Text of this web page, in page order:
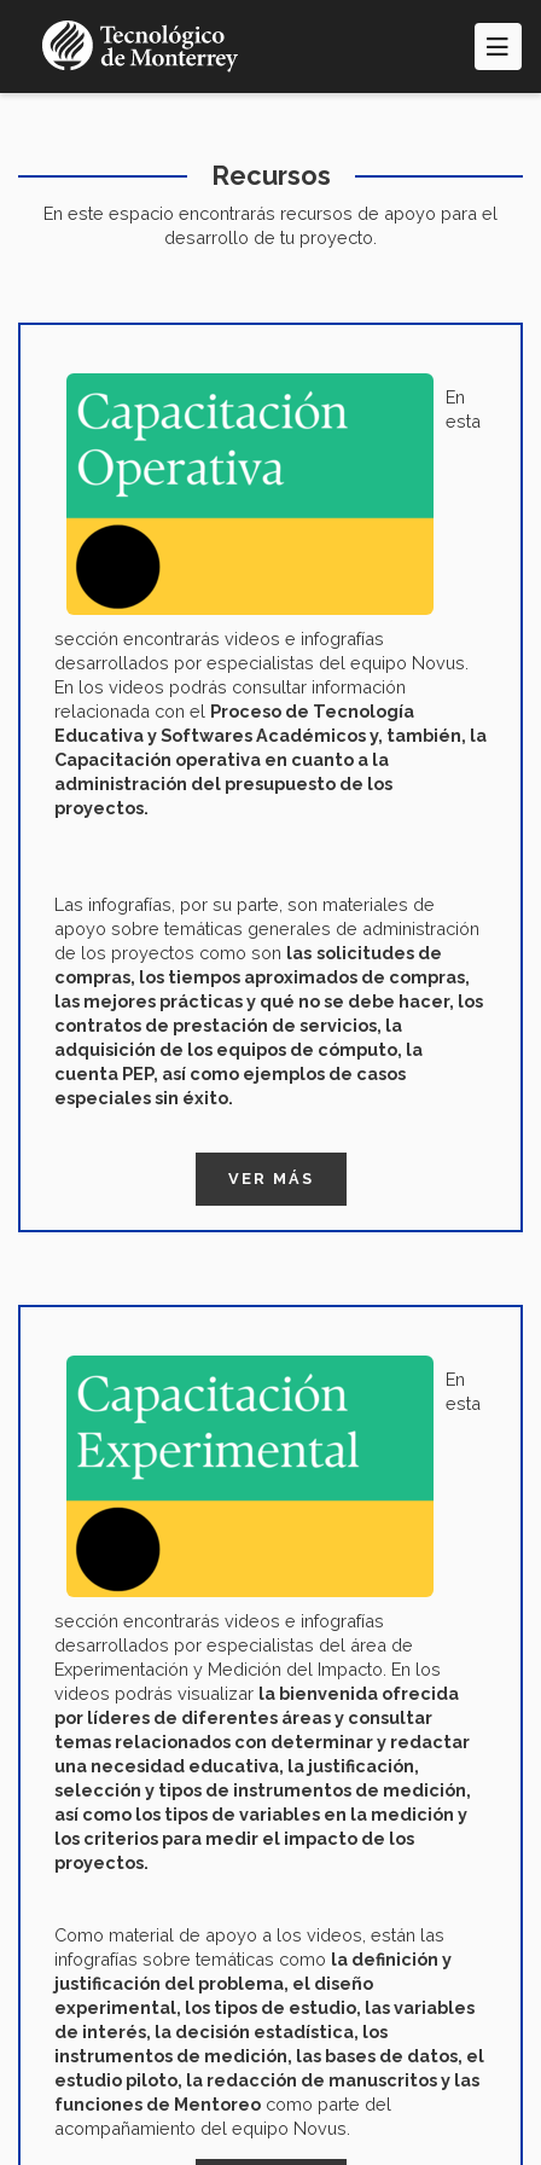
contenido
Recursos
En este espacio encontrarás recursos de apoyo para el
desarrollo de tu proyecto.
En
esta
sección encontrarás videos e infografías
desarrollados por especialistas del equipo Novus.
En los videos podrás consultar información
relacionada con el Proceso de Tecnología
Educativa y Softwares Académicos y, también, la
Capacitación operativa en cuanto a la
administración del presupuesto de los
proyectos.
Las infografías, por su parte, son materiales de
apoyo sobre temáticas generales de administración
de los proyectos como son las solicitudes de
compras, los tiempos aproximados de compras,
las mejores prácticas y qué no se debe hacer, los
contratos de prestación de servicios, la
adquisición de los equipos de cómputo, la
cuenta PEP, así como ejemplos de casos
especiales sin éxito.
VER MÁS
En
esta
sección encontrarás videos e infografías
desarrollados por especialistas del área de
Experimentación y Medición del Impacto. En los
videos podrás visualizar la bienvenida ofrecida
por líderes de diferentes áreas y consultar
temas relacionados con determinar y redactar
una necesidad educativa, la justificación,
selección y tipos de instrumentos de medición,
así como los tipos de variables en la medición y
los criterios para medir el impacto de los
proyectos.
Como material de apoyo a los videos, están las
infografías sobre temáticas como la definición y
justificación del problema, el diseño
experimental, los tipos de estudio, las variables
de interés, la decisión estadística, los
instrumentos de medición, las bases de datos, el
estudio piloto, la redacción de manuscritos y las
funciones de Mentoreo como parte del
acompañamiento del equipo Novus.